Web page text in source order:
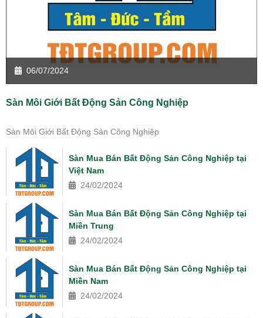
06/07/2024
Sàn Môi Giới Bất Động Sản Công Nghiệp
Sàn Môi Giới Bất Động Sản Công Nghiệp
Sàn Mua Bán Bất Động Sản Công Nghiệp tại
Việt Nam
24/02/2024
Sàn Mua Bán Bất Động Sản Công Nghiệp tại
Miền Trung
24/02/2024
Sàn Mua Bán Bất Động Sản Công Nghiệp tại
Miền Nam
24/02/2024